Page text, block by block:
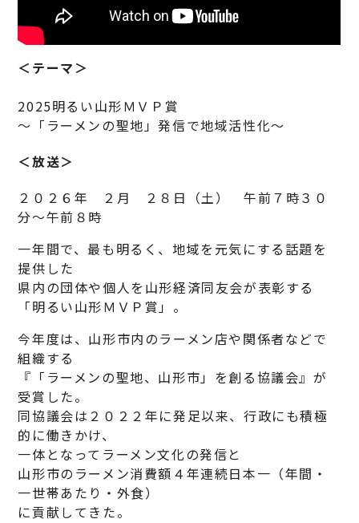
＜テーマ＞
2025明るい山形ＭＶＰ賞
～「ラーメンの聖地」発信で地域活性化～
＜放送＞
２０２６年 ２月 ２８日（土） 午前７時３０
分～午前８時
一年間で、最も明るく、地域を元気にする話題を
提供した
県内の団体や個人を山形経済同友会が表彰する
「明るい山形ＭＶＰ賞」。
今年度は、山形市内のラーメン店や関係者などで
組織する
『「ラーメンの聖地、山形市」を創る協議会』が
受賞した。
同協議会は２０２２年に発足以来、行政にも積極
的に働きかけ、
一体となってラーメン文化の発信と
山形市のラーメン消費額４年連続日本一（年間・
一世帯あたり・外食）
に貢献してきた。